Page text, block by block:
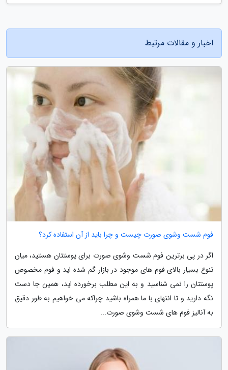
اخبار و مقالات مرتبط
فوم شست وشوی صورت چیست و چرا باید از آن استفاده کرد؟
اگر در پی برترین فوم شست وشوی صورت برای پوستتان هستید، میان
تنوع بسیار بالای فوم های موجود در بازار گم شده اید و فوم مخصوص
پوستتان را نمی شناسید و به این مطلب برخورده اید، همین جا دست
نگه دارید و تا انتهای با ما همراه باشید چراکه می خواهیم به طور دقیق
به آنالیز فوم های شست وشوی صورت...